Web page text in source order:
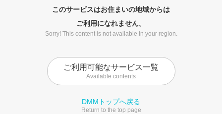
このサービスはお住まいの地域からは
ご利用になれません。
Sorry! This content is not available in your region.
ご利用可能なサービス一覧
Available contents
DMMトップへ戻る
Return to the top page